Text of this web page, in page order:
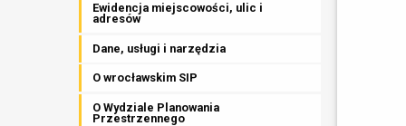
Ewidencja miejscowości, ulic i
adresów
Dane, usługi i narzędzia
O wrocławskim SIP
O Wydziale Planowania
Przestrzennego